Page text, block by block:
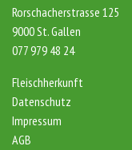
Rorschacherstrasse 125
9000 St. Gallen
077 979 48 24
Fleischherkunft
Datenschutz
Impressum
AGB